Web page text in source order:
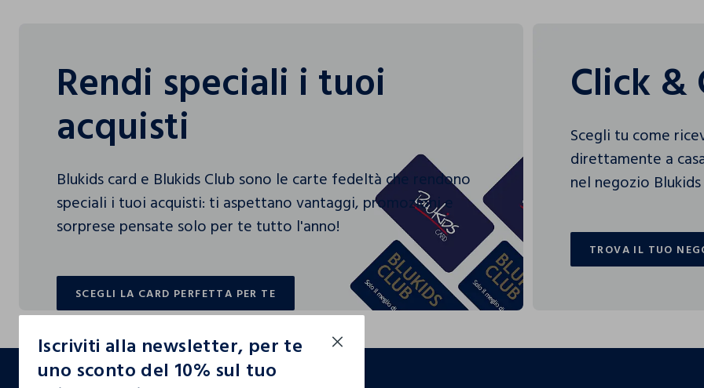
Rendi speciali i tuoi
acquisti
Blukids card e Blukids Club sono le carte fedeltà che rendono
speciali i tuoi acquisti: ti aspettano vantaggi, promozioni e
sorprese pensate solo per te tutto l'anno!
SCEGLI LA CARD PERFETTA PER TE
SCEGLI LA CARD PERFETTA PER TE
Click &
Scegli tu come
direttamente a
nel negozio
TROVA IL TUO
TROVA IL TUO
Iscriviti alla newsletter, per te
uno sconto del 10% sul tuo
footer.ariatitle